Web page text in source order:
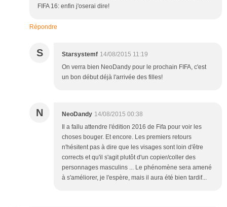
FIFA 16: enfin j'oserai dire!
Répondre
S Starsystemf 14/08/2015 11:19
On verra bien NeoDandy pour le prochain FIFA, c'est
un bon début déjà l'arrivée des filles!
N NeoDandy 14/08/2015 00:38
Il a fallu attendre l'édition 2016 de Fifa pour voir les
choses bouger. Et encore. Les premiers retours
n'hésitent pas à dire que les visages sont loin d'être
corrects et qu'il s'agit plutôt d'un copier/coller des
personnages masculins ... Le phénomène sera amené
à s'améliorer, je l'espère, mais il aura été bien tardif...